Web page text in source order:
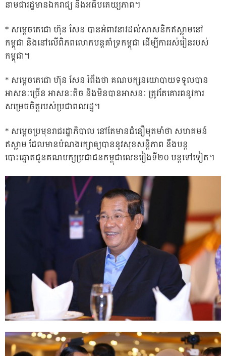
នាមជារដ្ឋមានឯករាជ្យ និងអធិបតេយ្យភាព។
* សម្តេចតេជោ ហ៊ុន សែន បានអំពាវនាវដល់សាសនិកឥស្លាមនៅ
កម្ពុជា និងនៅលើពិភពលោកបន្តគាំទ្រកម្ពុជា ដើម្បីការរស់រៀនរបស់
កម្ពុជា។
* សម្តេចតេជោ ហ៊ុន សែន រំពឹងថា គណបក្សនយោបាយទទួលបាន
អាសនៈច្រើន អាសនៈតិច និងមិនបានអាសនៈ ត្រូវតែគោរពនូវការ
សម្រេចចិត្តរបស់ប្រជាពលរដ្ឋ។
* សម្តេចប្រមុខរាជរដ្ឋាភិបាល នៅតែមានជំនឿមុតមាំថា សហគមន៍
ឥស្លាម ដែលមានបំណងរក្សាឲ្យបាននូវសុខសន្តិភាព នឹងបន្ត
បោះឆ្នោតជូនគណបក្សប្រជាជនកម្ពុជាលេខរៀងទី២០ បន្តទៅទៀត។